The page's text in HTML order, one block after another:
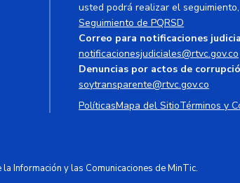
usted podrá realizar el
Seguimiento de PQRSD
Correo para notificaciones
notificacionesjudiciales@rtvc.gov.co
Denuncias por actos de
soytransparente@rtvc.gov.co
PolíticasMapa del SitioTérminos y
Información y las Comunicaciones de MinTic.